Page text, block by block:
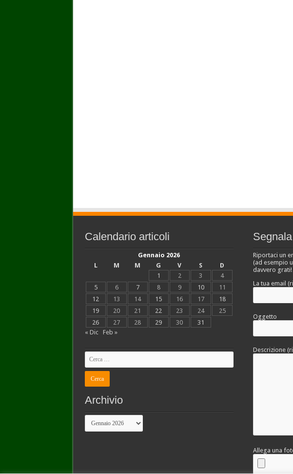
Calendario articoli
Gennaio 2026
L
M M G V S
D
1
2 3
4
5
6 7 8 9 10
11
12
13 14 15 16 17
18
19
20 21 22 23 24
25
26
27 28 29 30
31
« Dic
Feb »
Archivio
Archivio
Riportaci un
(ad esempio
davvero grati!
La tua email
Oggetto
Descrizione
Allega una